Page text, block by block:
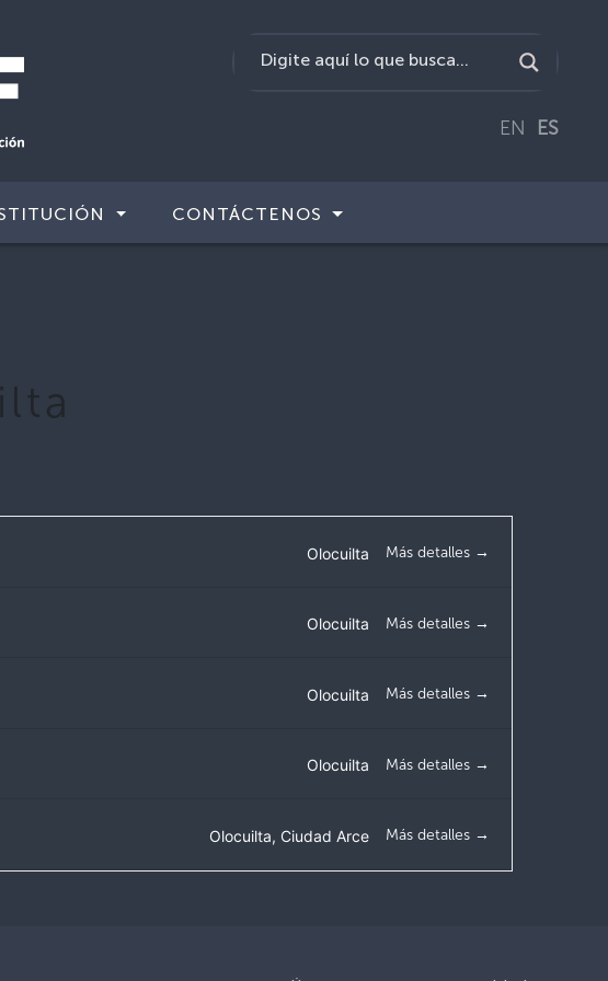
EN ES
CONTÁCTENOS
Olocuilta Más detalles
Olocuilta Más detalles
Olocuilta Más detalles
Olocuilta Más detalles
Olocuilta Ciudad Arce Más detalles